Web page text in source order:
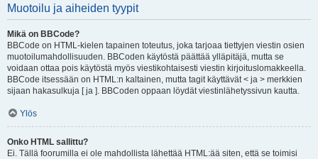
Muotoilu ja aiheiden tyypit
Mikä on BBCode?
BBCode on HTML-kielen tapainen toteutus, joka tarjoaa tiettyjen viestin osien
muotoilumahdollisuuden. BBCoden käytöstä päättää ylläpitäjä, mutta se
voidaan ottaa pois käytöstä myös viestikohtaisesti viestin kirjoituslomakkeella.
BBCode itsessään on HTML:n kaltainen, mutta tagit käyttävät < ja > merkkien
sijaan hakasulkuja [ ja ]. BBCoden oppaan löydät viestinlähetyssivun kautta.
Ylös
Onko HTML sallittu?
Ei. Tällä foorumilla ei ole mahdollista lähettää HTML:ää siten, että se toimisi